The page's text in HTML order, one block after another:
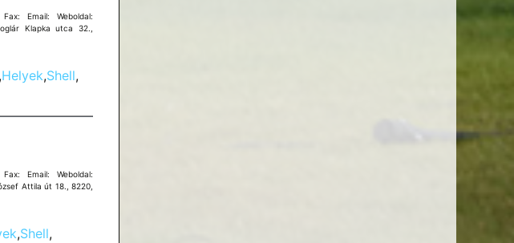
Fax: Email: Weboldal:
Klapka utca 32.,
Helyek,Shell,
Fax: Email: Weboldal:
Attila út 18., 8220,
,Shell,